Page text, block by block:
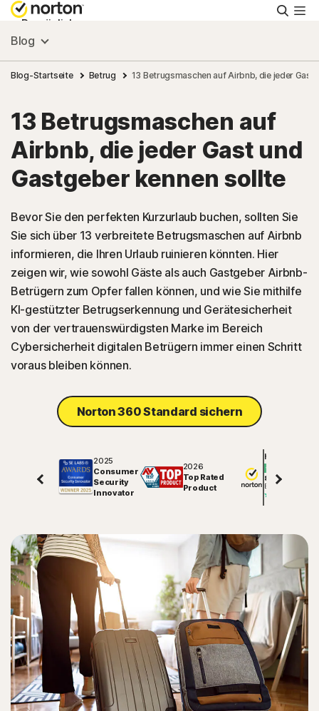
Persönlich
Small Business
Ressourcen
Support
Deutschland
Einloggen
Blog
Blog-Startseite Betrug 13 Betrugsmaschen auf Airbnb, die jeder Gast
13 Betrugsmaschen auf
Airbnb, die jeder Gast und
Gastgeber kennen sollte
Bevor Sie den perfekten Kurzurlaub buchen, sollten Sie
Sie sich über 13 verbreitete Betrugsmaschen auf Airbnb
informieren, die Ihren Urlaub ruinieren könnten. Hier
zeigen wir, wie sowohl Gäste als auch Gastgeber Airbnb-
Betrügern zum Opfer fallen können, und wie Sie mithilfe
KI-gestützter Betrugserkennung und Gerätesicherheit
von der vertrauenswürdigsten Marke im Bereich
Cybersicherheit digitalen Betrügern immer einen Schritt
voraus bleiben können.
Norton 360 Standard sichern
2025
Consumer
Security
Innovator
2026
Top Rated
Product
Hervorragend
81779
Bewertungen auf